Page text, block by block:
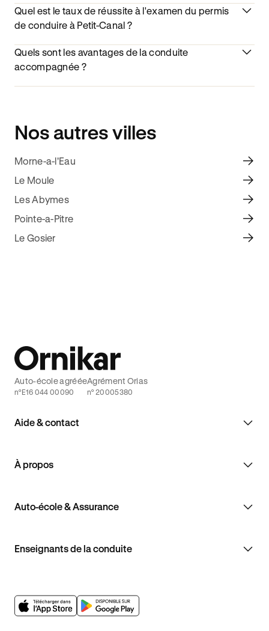
Quel est le taux de réussite à l'examen du permis
de conduire à Petit-Canal ?
Quels sont les avantages de la conduite
accompagnée ?
Nos autres villes
Morne-a-l'Eau
Le Moule
Les Abymes
Pointe-a-Pitre
Le Gosier
Aide & contact
À propos
Auto-école & Assurance
Enseignants de la conduite
Auto-école agréée
n°E16 044 00090
Agrément Orias
n° 20005380